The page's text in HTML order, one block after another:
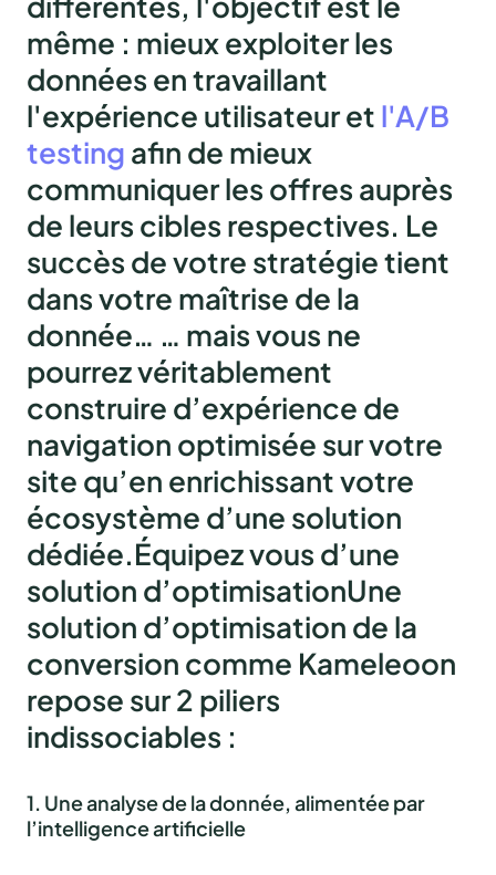
même : mieux exploiter les
données en travaillant
l'expérience utilisateur et l'A/B
testing afin de mieux
communiquer les offres auprès
de leurs cibles respectives. Le
succès de votre stratégie tient
dans votre maîtrise de la
donnée… … mais vous ne
pourrez véritablement
construire d’expérience de
navigation optimisée sur votre
site qu’en enrichissant votre
écosystème d’une solution
dédiée.Équipez vous d’une
solution d’optimisationUne
solution d’optimisation de la
conversion comme Kameleoon
repose sur 2 piliers
indissociables :
1. Une analyse de la donnée, alimentée par
l’intelligence artificielle